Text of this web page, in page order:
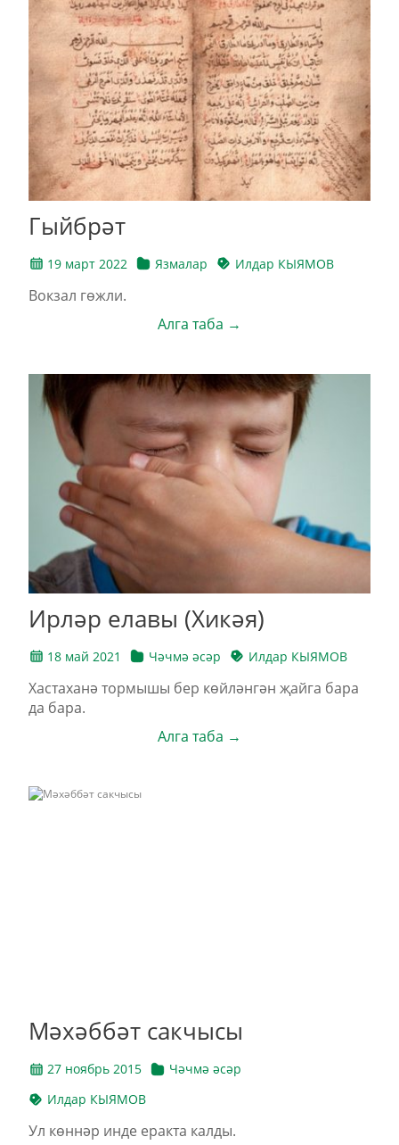
Гыйбрәт
19 март 2022 Язмалар Илдар КЫЯМОВ
Вокзал гөжли.
Алга таба →
Ирләр елавы (Хикәя)
18 май 2021 Чәчмә әсәр Илдар КЫЯМОВ
Хастаханә тормышы бер көйләнгән җайга бара
да бара.
Алга таба →
Мәхәббәт сакчысы
27 ноябрь 2015
Чәчмә әсәр
Илдар КЫЯМОВ
Ул көннәр инде еракта калды.